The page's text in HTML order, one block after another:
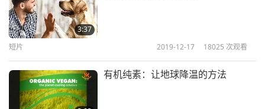
3:37
短片 2019-12-17 18025 次观看
有机纯素：让地球降温的方法